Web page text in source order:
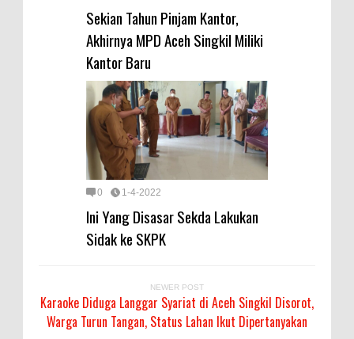
Sekian Tahun Pinjam Kantor,
Akhirnya MPD Aceh Singkil Miliki
Kantor Baru
0 1-4-2022
Ini Yang Disasar Sekda Lakukan
Sidak ke SKPK
NEWER POST
Karaoke Diduga Langgar Syariat di Aceh Singkil Disorot,
Warga Turun Tangan, Status Lahan Ikut Dipertanyakan